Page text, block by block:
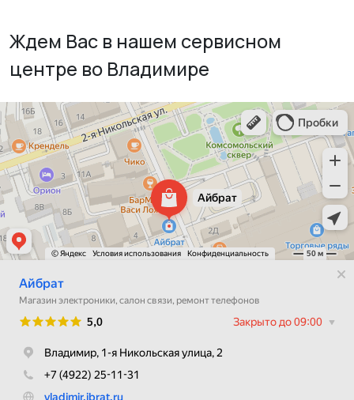
Ждем Вас в нашем сервисном
центре во Владимире